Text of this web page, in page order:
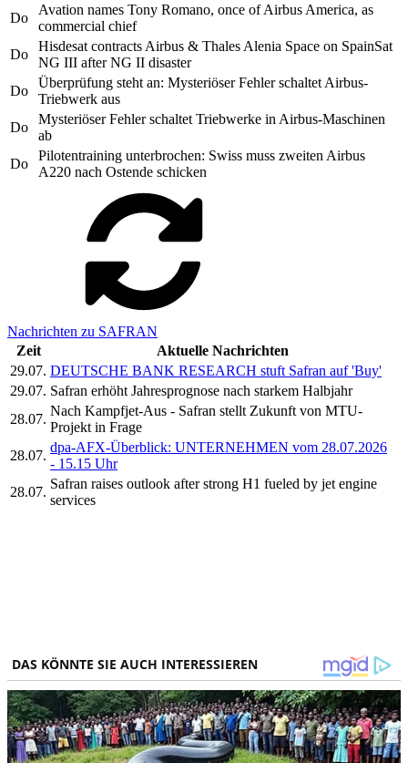
Do
Avation names Tony Romano, once of Airbus America, as
commercial chief
Do
Hisdesat contracts Airbus & Thales Alenia Space on SpainSat
NG III after NG II disaster
Do
Überprüfung steht an: Mysteriöser Fehler schaltet Airbus-
Triebwerk aus
Do
Mysteriöser Fehler schaltet Triebwerke in Airbus-Maschinen
ab
Do
Pilotentraining unterbrochen: Swiss muss zweiten Airbus
A220 nach Ostende schicken
Nachrichten zu SAFRAN
Zeit
Aktuelle Nachrichten
29.07. DEUTSCHE BANK RESEARCH stuft Safran auf 'Buy'
29.07. Safran erhöht Jahresprognose nach starkem Halbjahr
28.07.
Nach Kampfjet-Aus - Safran stellt Zukunft von MTU-
Projekt in Frage
28.07.
dpa-AFX-Überblick: UNTERNEHMEN vom 28.07.2026
- 15.15 Uhr
28.07.
Safran raises outlook after strong H1 fueled by jet engine
services